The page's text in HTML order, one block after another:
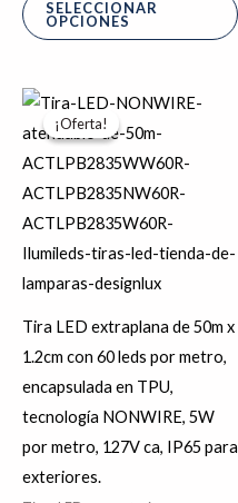
SELECCIONAR
OPCIONES
¡Oferta!
¡Oferta!
Tira LED extraplana de 50m x
1.2cm con 60 leds por metro,
encapsulada en TPU,
tecnología NONWIRE, 5W
por metro, 127V ca, IP65 para
exteriores.
El
precio
original
era:
$7,138.89.
El
precio
es:
$5,711.11.